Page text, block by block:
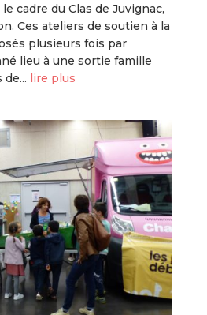
cadre du Clas de Juvignac,
Ces ateliers de soutien à la
plusieurs fois par
lieu à une sortie famille
lire plus